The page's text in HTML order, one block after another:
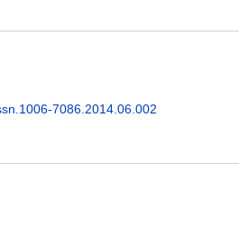
7086.2014.06.002